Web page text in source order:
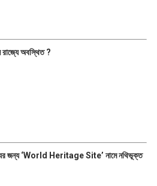
রাজ্যে অবস্থিত ?
জন্য ‘World Heritage Site’ নামে নথিভূক্ত